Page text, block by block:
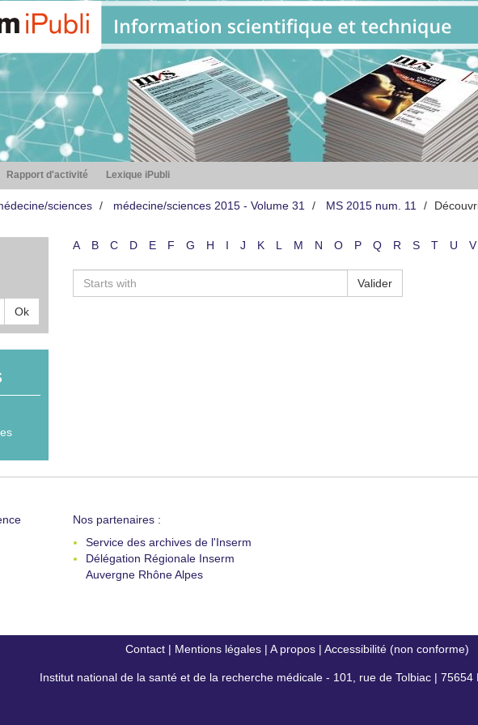
Rapport d'activité Lexique iPubli
sciences médecine/sciences 2015 - Volume 31 MS 2015 num. 11
Ok
A B C D E F G H I J K L M N O P Q R S T U V
Valider
Nos partenaires :
Service des archives de l'Inserm
Délégation Régionale Inserm
Auvergne Rhône Alpes
Contact| Mentions légales| A propos| Accessibilité (non conforme)
Institut national de la santé et de la recherche médicale - 101, rue de Tolbiac | 75654